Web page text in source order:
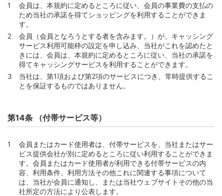
会員は、本規約に定めるところに従い、会員の事業費の支払の
ため当社の承諾を得てショッピングを利用することができま
す。
会員（会員となろうとする者を含みます。）が、キャッシング
サービス利用可能枠の設定を申し込み、当社がこれを認めたと
きには、会員は、本規約に定めるところに従い、当社の承諾を
得てキャッシングサービスを利用することができます。
当社は、第1項および第2項のサービスにつき、常時提供するこ
とを保証するものではありません。
第14条 （付帯サービス等）
会員またはカード使用者は、付帯サービスを、当社またはサー
ビス提供会社が別に定めるところに従い利用することができま
す。会員またはカード使用者が利用できる付帯サービスの内
容、利用条件、利用方法その他これに関連する事項について
は、当社が会員に通知し、または当社ウェブサイトその他の当
社所定の方法により公表します。